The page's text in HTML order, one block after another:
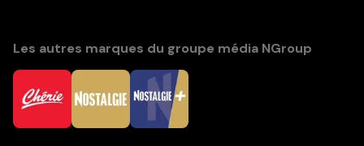
Les autres marques du groupe média NGroup